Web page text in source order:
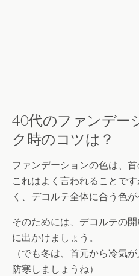
40代のファンデー
ク時のコツは？
ファンデーションの色は、首
これはよく言われることで
く、デコルテ全体に合う色が
そのためには、デコルテの
に出かけましょう。
（でも冬は、首元から冷気
防寒しましょうね）